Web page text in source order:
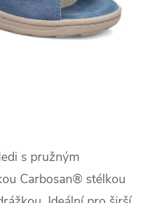
s pružným
Carbosan® stélkou